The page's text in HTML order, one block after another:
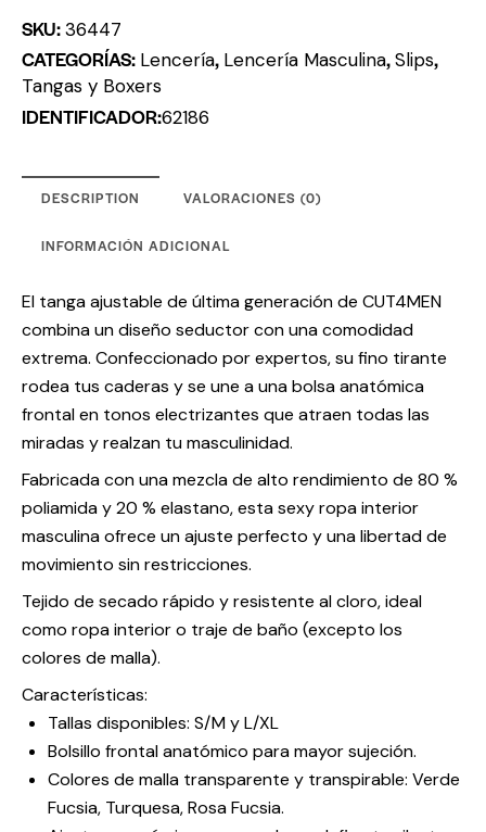
SKU:36447
CATEGORÍAS: Lencería, Lencería Masculina,Slips,
Tangas y Boxers
IDENTIFICADOR:62186
DESCRIPTION VALORACIONES (0)
INFORMACIÓN ADICIONAL
El tanga ajustable de última generación de CUT4MEN
combina un diseño seductor con una comodidad
extrema. Confeccionado por expertos, su fino tirante
rodea tus caderas y se une a una bolsa anatómica
frontal en tonos electrizantes que atraen todas las
miradas y realzan tu masculinidad.
Fabricada con una mezcla de alto rendimiento de 80 %
poliamida y 20 % elastano, esta sexy ropa interior
masculina ofrece un ajuste perfecto y una libertad de
movimiento sin restricciones.
Tejido de secado rápido y resistente al cloro, ideal
como ropa interior o traje de baño (excepto los
colores de malla).
Características:
Tallas disponibles: S/M y L/XL
Bolsillo frontal anatómico para mayor sujeción.
Colores de malla transparente y transpirable: Verde
Fucsia, Turquesa, Rosa Fucsia.